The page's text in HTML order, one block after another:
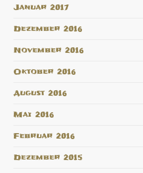
Januar 2017
Dezember 2016
November 2016
Oktober 2016
August 2016
Mai 2016
Februar 2016
Dezember 2015